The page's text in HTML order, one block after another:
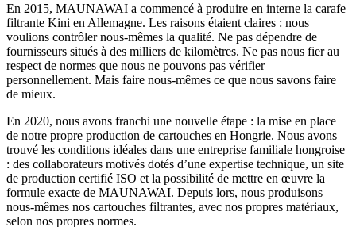
En 2015, MAUNAWAI a commencé à produire en interne la carafe
filtrante Kini en Allemagne. Les raisons étaient claires : nous
voulions contrôler nous-mêmes la qualité. Ne pas dépendre de
fournisseurs situés à des milliers de kilomètres. Ne pas nous fier au
respect de normes que nous ne pouvons pas vérifier
personnellement. Mais faire nous-mêmes ce que nous savons faire
de mieux.
En 2020, nous avons franchi une nouvelle étape : la mise en place
de notre propre production de cartouches en Hongrie. Nous avons
trouvé les conditions idéales dans une entreprise familiale hongroise
: des collaborateurs motivés dotés d’une expertise technique, un site
de production certifié ISO et la possibilité de mettre en œuvre la
formule exacte de MAUNAWAI. Depuis lors, nous produisons
nous-mêmes nos cartouches filtrantes, avec nos propres matériaux,
selon nos propres normes.